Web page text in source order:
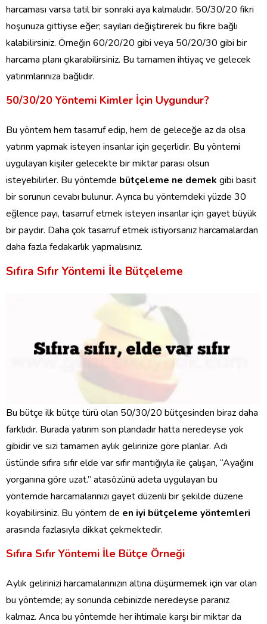
harcaması varsa tatil bir sonraki aya kalmalıdır. 50/30/20 fikri
hoşunuza gittiyse eğer; sayıları değiştirerek bu fikre bağlı
kalabilirsiniz. Örneğin 60/20/20 gibi veya 50/20/30 gibi bir
harcama planı çıkarabilirsiniz. Bu tamamen ihtiyaç ve gelecek
yatırımlarınıza bağlıdır.
50/30/20 Yöntemi Kimler İçin Uygundur?
Bu yöntem hem tasarruf edip, hem de geleceğe az da olsa
yatırım yapmak isteyen insanlar için geçerlidir. Bu yöntemi
uygulayan kişiler gelecekte bir miktar parası olsun
isteyebilirler. Bu yöntemde bütçeleme ne demek gibi basit
bir sorunun cevabı bulunur. Ayrıca bu yöntemdeki yüzde 30
eğlence payı, tasarruf etmek isteyen insanlar için gayet büyük
bir paydır. Daha çok tasarruf etmek istiyorsanız harcamalardan
daha fazla fedakarlık yapmalısınız.
Sıfıra Sıfır Yöntemi İle Bütçeleme
Bu bütçe ilk bütçe türü olan 50/30/20 bütçesinden biraz daha
farklıdır. Burada yatırım son plandadır hatta neredeyse yok
gibidir ve sizi tamamen aylık gelirinize göre planlar. Adı
üstünde sıfıra sıfır elde var sıfır mantığıyla ile çalışan, “Ayağını
yorganına göre uzat.” atasözünü adeta uygulayan bu
yöntemde harcamalarınızı gayet düzenli bir şekilde düzene
koyabilirsiniz. Bu yöntem de en iyi bütçeleme yöntemleri
arasında fazlasıyla dikkat çekmektedir.
Sıfıra Sıfır Yöntemi İle Bütçe Örneği
Aylık gelirinizi harcamalarınızın altına düşürmemek için var olan
bu yöntemde; ay sonunda cebinizde neredeyse paranız
kalmaz. Anca bu yöntemde her ihtimale karşı bir miktar da